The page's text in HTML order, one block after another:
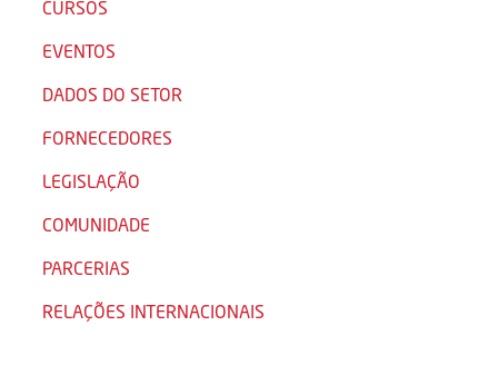
CURSOS
EVENTOS
DADOS DO SETOR
FORNECEDORES
LEGISLAÇÃO
COMUNIDADE
PARCERIAS
RELAÇÕES INTERNACIONAIS